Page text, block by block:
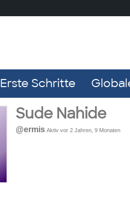
Erste Schritte
Sude Nahide
@ermis Aktiv vor 2 Jahren, 9 Monaten